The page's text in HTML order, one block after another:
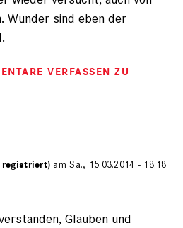
Wunder sind eben der
VERFASSEN ZU
am Sa., 15.03.2014 - 18:18
Glauben und